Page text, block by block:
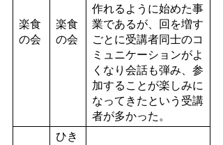
楽食
の会
楽食
の会
作れるように始めた事
業であるが、回を増す
ごとに受講者同士のコ
ミュニケーションがよ
くなり会話も弾み、参
加することが楽しみに
なってきたという受講
者が多かった。
ひき